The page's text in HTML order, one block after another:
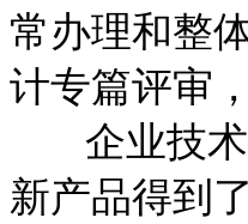
常办理和整
计专篇评审
企业技术
新产品得到